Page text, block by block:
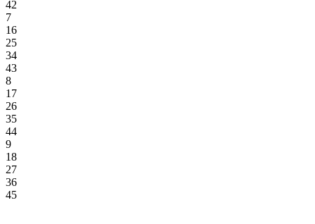
42
7
16
25
34
43
8
17
26
35
44
9
18
27
36
45